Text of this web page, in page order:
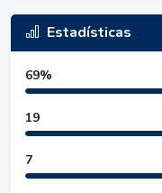
Estadísticas
69%
19
7